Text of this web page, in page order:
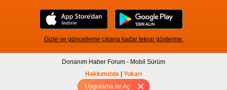
Uygulama ile Aç
Gizle ve güncelleme çıkana kadar tekrar gösterme.
Donanım Haber Forum - Mobil Sürüm
Hakkımızda
Yukarı